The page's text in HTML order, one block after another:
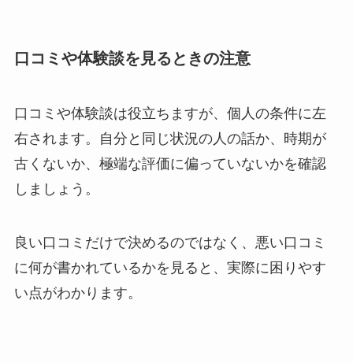
口コミや体験談を見るときの注意
口コミや体験談は役立ちますが、個人の条件に左
右されます。自分と同じ状況の人の話か、時期が
古くないか、極端な評価に偏っていないかを確認
しましょう。
良い口コミだけで決めるのではなく、悪い口コミ
に何が書かれているかを見ると、実際に困りやす
い点がわかります。